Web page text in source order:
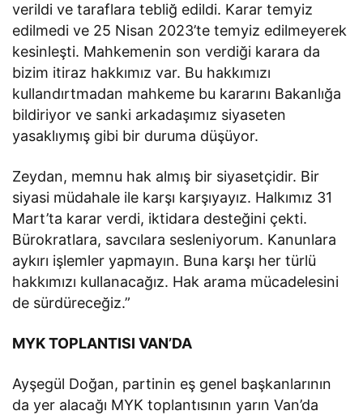
verildi ve taraflara tebliğ edildi. Karar temyiz
edilmedi ve 25 Nisan 2023’te temyiz edilmeyerek
kesinleşti. Mahkemenin son verdiği karara da
bizim itiraz hakkımız var. Bu hakkımızı
kullandırtmadan mahkeme bu kararını Bakanlığa
bildiriyor ve sanki arkadaşımız siyaseten
yasaklıymış gibi bir duruma düşüyor.
Zeydan, memnu hak almış bir siyasetçidir. Bir
siyasi müdahale ile karşı karşıyayız. Halkımız 31
Mart’ta karar verdi, iktidara desteğini çekti.
Bürokratlara, savcılara sesleniyorum. Kanunlara
aykırı işlemler yapmayın. Buna karşı her türlü
hakkımızı kullanacağız. Hak arama mücadelesini
de sürdüreceğiz.”
MYK TOPLANTISI VAN’DA
Ayşegül Doğan, partinin eş genel başkanlarının
da yer alacağı MYK toplantısının yarın Van’da